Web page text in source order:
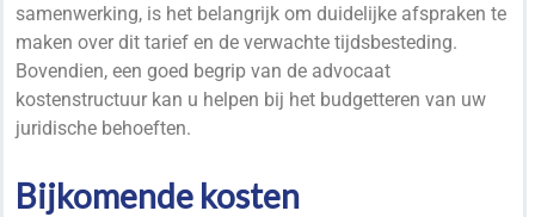
samenwerking, is het belangrijk om duidelijke afspraken te
maken over dit tarief en de verwachte tijdsbesteding.
Bovendien, een goed begrip van de advocaat
kostenstructuur kan u helpen bij het budgetteren van uw
juridische behoeften.
Bijkomende kosten